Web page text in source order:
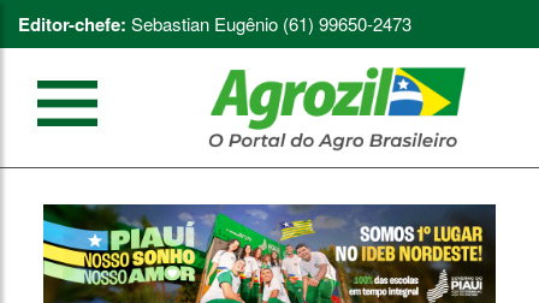
Editor-chefe: Sebastian Eugênio (61) 99650-2473